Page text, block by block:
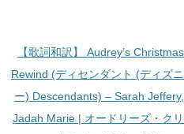
【歌詞和訳】 Audrey’s Christmas
Rewind (ディセンダント (ディズニ
ー) Descendants) – Sarah Jeffery,
Jadah Marie | オードリーズ・クリ